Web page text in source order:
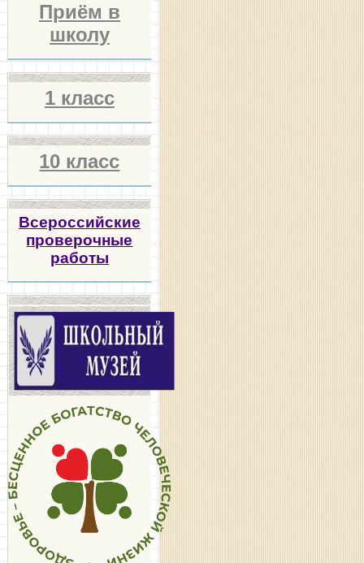
Приём в
школу
1 класс
10 класс
Всероссийские
проверочные
работы